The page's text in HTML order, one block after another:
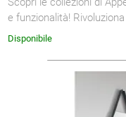
e funzionalità!
Disponibile